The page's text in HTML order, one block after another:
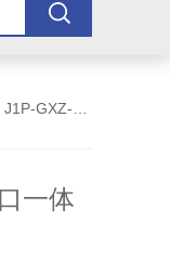
32QA利德J1P-GXZ鳍片坡口一体机
一体